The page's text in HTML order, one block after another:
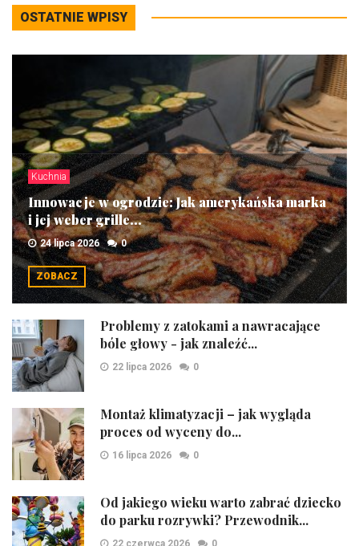
OSTATNIE WPISY
Kuchnia
Innowacje w ogrodzie: Jak amerykańska marka
i jej weber grille...
24 lipca 2026 0
ZOBACZ
Problemy z zatokami a nawracające
bóle głowy - jak znaleźć...
22 lipca 2026 0
Montaż klimatyzacji – jak wygląda
proces od wyceny do...
16 lipca 2026 0
Od jakiego wieku warto zabrać dziecko
do parku rozrywki? Przewodnik...
22 czerwca 2026 0